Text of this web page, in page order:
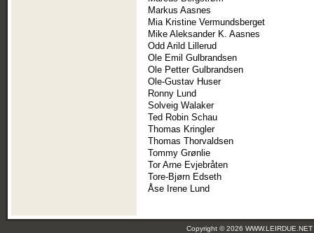
Markus Aasnes
Mia Kristine Vermundsberget
Mike Aleksander K. Aasnes
Odd Arild Lillerud
Ole Emil Gulbrandsen
Ole Petter Gulbrandsen
Ole-Gustav Huser
Ronny Lund
Solveig Walaker
Ted Robin Schau
Thomas Kringler
Thomas Thorvaldsen
Tommy Grønlie
Tor Arne Evjebråten
Tore-Bjørn Edseth
Åse Irene Lund
Copyright © 2026